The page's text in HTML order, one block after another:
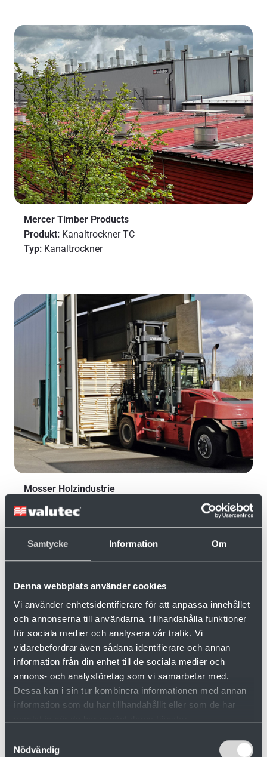
Samtycke Information Om
Denna webbplats använder cookies
Vi använder enhetsidentifierare för att anpassa innehållet
och annonserna till användarna, tillhandahålla funktioner
för sociala medier och analysera vår trafik. Vi
vidarebefordrar även sådana identifierare och annan
information från din enhet till de sociala medier och
annons- och analysföretag som vi samarbetar med.
Dessa kan i sin tur kombinera informationen med annan
information som du har tillhandahållit eller som de har
Nödvändig
Mercer Timber Products
Produkt: Kanaltrockner TC
Typ: Kanaltrockner
Mosser Holzindustrie
Produkt:
Typ:Kanaltrockner